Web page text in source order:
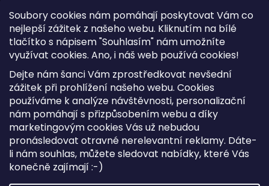
Soubory cookies nám pomáhají poskytovat Vám co
nejlepší zážitek z našeho webu. Kliknutím na bílé
tlačítko s nápisem "Souhlasím" nám umožníte
využívat cookies. Ano, i náš web používá cookies!
Dejte nám šanci Vám zprostředkovat nevšední
zážitek při prohlížení našeho webu. Cookies
používáme k analýze návštěvnosti, personalizační
nám pomáhají s přizpůsobením webu a díky
marketingovým cookies Vás už nebudou
pronásledovat otravné nerelevantní reklamy. Dáte-
li nám souhlas, můžete sledovat nabídky, které Vás
konečně zajímají :-)
Kontakt
Sitemap
Doprava a Platba
Reklamace Zboží
Obchodní podmínky